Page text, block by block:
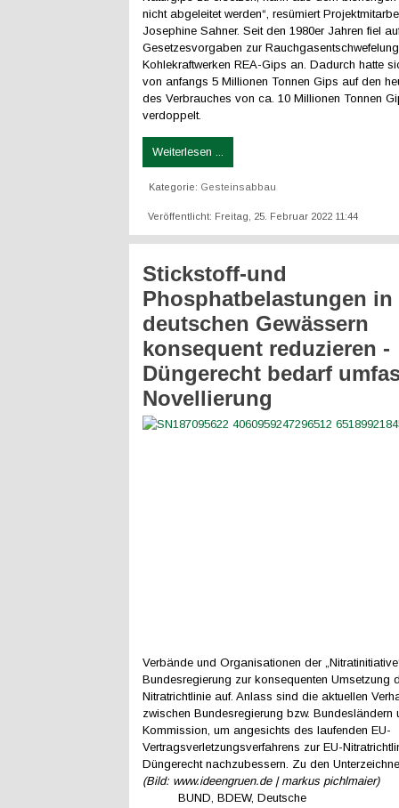
nicht abgeleitet werden“, resümiert
Josephine Sahner. Seit den 1980er Jahren fiel
Gesetzesvorgaben zur
Kohlekraftwerken REA-Gips an. Dadurch hatte
von anfangs 5 Millionen Tonnen Gips auf den
des Verbrauches von ca. 10 Millionen Tonnen
verdoppelt.
Weiterlesen ...
Kategorie: Gesteinsabbau
Veröffentlicht: Freitag, 25. Februar 2022 11:44
Stickstoff-und
Phosphatbelastungen in
deutschen Gewässern
konsequent reduzieren -
Düngerecht bedarf
Novellierung
Verbände und Organisationen der
Bundesregierung zur konsequenten Umsetzung
Nitratrichtlinie auf. Anlass sind die aktuellen
zwischen Bundesregierung bzw. Bundesländern
Kommission, um angesichts des laufenden EU-
Vertragsverletzungsverfahrens zur EU-
Düngerecht nachzubessern. Zu den
(Bild: www.ideengruen.de | markus pichlmaier)
BUND, BDEW, Deutsche